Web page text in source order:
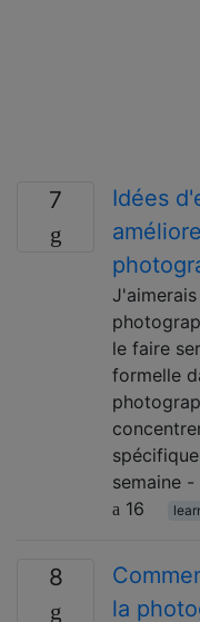
7
Idées
le faire
formelle
semaine
16
8
la